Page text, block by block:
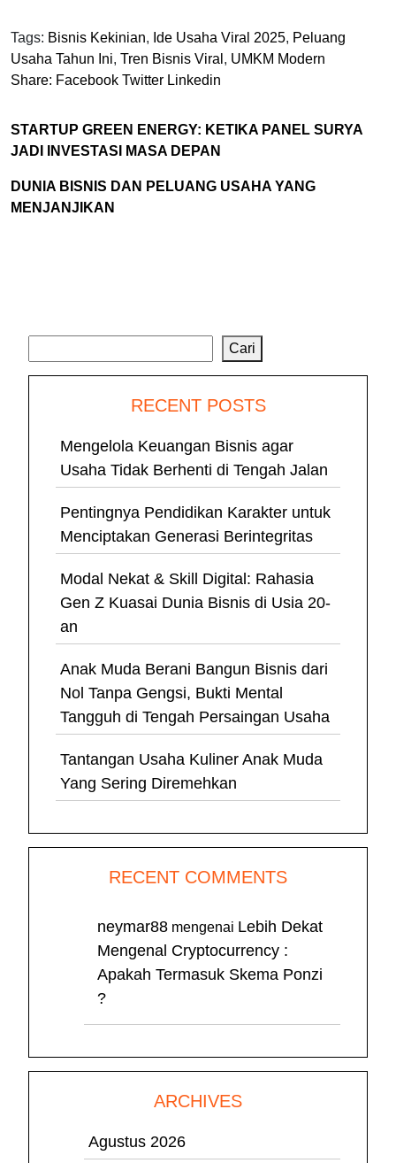
Tags: Bisnis Kekinian, Ide Usaha Viral 2025, Peluang
Usaha Tahun Ini, Tren Bisnis Viral , UMKM Modern
Share: Facebook Twitter Linkedin
STARTUP GREEN ENERGY: KETIKA PANEL SURYA
JADI INVESTASI MASA DEPAN
DUNIA BISNIS DAN PELUANG USAHA YANG
MENJANJIKAN
Cari
RECENT POSTS
Mengelola Keuangan Bisnis agar
Usaha Tidak Berhenti di Tengah Jalan
Pentingnya Pendidikan Karakter untuk
Menciptakan Generasi Berintegritas
Modal Nekat & Skill Digital: Rahasia
Gen Z Kuasai Dunia Bisnis di Usia 20-
an
Anak Muda Berani Bangun Bisnis dari
Nol Tanpa Gengsi, Bukti Mental
Tangguh di Tengah Persaingan Usaha
Tantangan Usaha Kuliner Anak Muda
Yang Sering Diremehkan
RECENT COMMENTS
neymar88 mengenai Lebih Dekat
Mengenal Cryptocurrency :
Apakah Termasuk Skema Ponzi
?
ARCHIVES
Agustus 2026